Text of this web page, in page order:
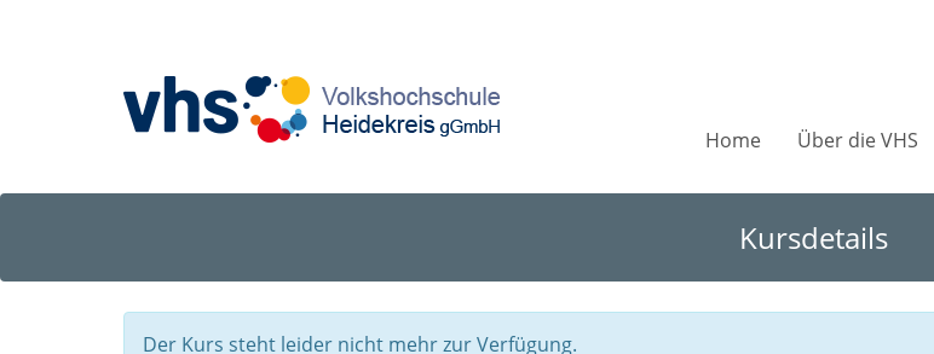
Home Über die VHS
Kursdetails
Der Kurs steht leider nicht mehr zur Verfügung.